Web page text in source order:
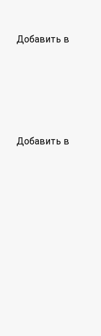
Добавить в
Добавить в